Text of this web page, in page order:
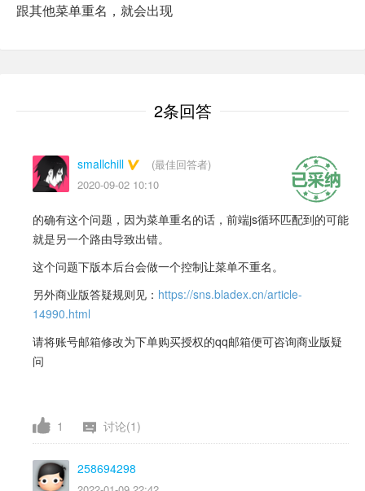
跟其他菜单重名，就会出现
2条回答
smallchill
(最佳回答者)
2020-09-02 10:10
的确有这个问题，因为菜单重名的话，前端js循环匹配到的可能
就是另一个路由导致出错。
这个问题下版本后台会做一个控制让菜单不重名。
另外商业版答疑规则见： https://sns.bladex.cn/article-
14990.html
请将账号邮箱修改为下单购买授权的qq邮箱便可咨询商业版疑
问
1 讨论(1)
258694298